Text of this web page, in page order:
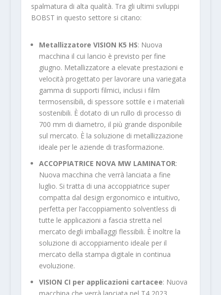
spalmatura di alta qualità. Tra gli ultimi sviluppi
BOBST in questo settore si citano:
Metallizzatore VISION K5 HS: Nuova
macchina il cui lancio è previsto per fine
giugno. Metallizzatore a elevate prestazioni e
velocità progettato per lavorare una variegata
gamma di supporti filmici, inclusi i film
termosensibili, di spessore sottile e i materiali
sostenibili. È dotato di un rullo di processo di
700 mm di diametro, il più grande disponibile
sul mercato. È la soluzione di metallizzazione
ideale per le aziende di trasformazione.
ACCOPPIATRICE NOVA MW LAMINATOR:
Nuova macchina che verrà lanciata a fine
luglio. Si tratta di una accoppiatrice super
compatta dal design ergonomico e intuitivo,
perfetta per l’accoppiamento solventless di
tutte le applicazioni a fascia stretta nel
mercato degli imballaggi flessibili. È inoltre la
soluzione di accoppiamento ideale per il
mercato della stampa digitale in continua
evoluzione.
VISION CI per applicazioni cartacee: Nuova